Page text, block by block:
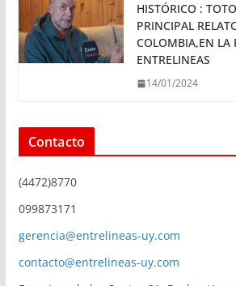
HISTÓRICO :
PRINCIPAL
COLOMBIA,EN LA
ENTRELINEAS
14/01/2024
Contacto
(4472)8770
099873171
gerencia@entrelineas-uy.com
contacto@entrelineas-uy.com